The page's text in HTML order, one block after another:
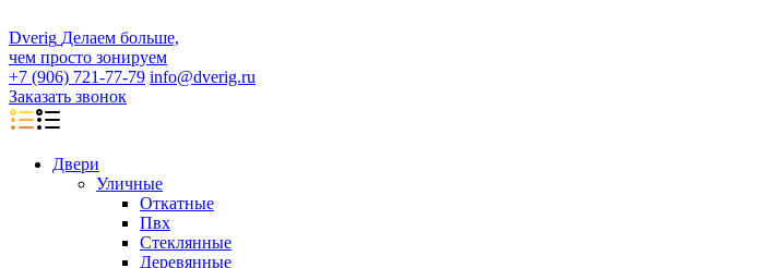
Dverig Делаем больше,
чем просто зонируем
+7 (906) 721-77-79 info@dverig.ru
Заказать звонок
Двери
Уличные
Откатные
Пвх
Стеклянные
Деревянные